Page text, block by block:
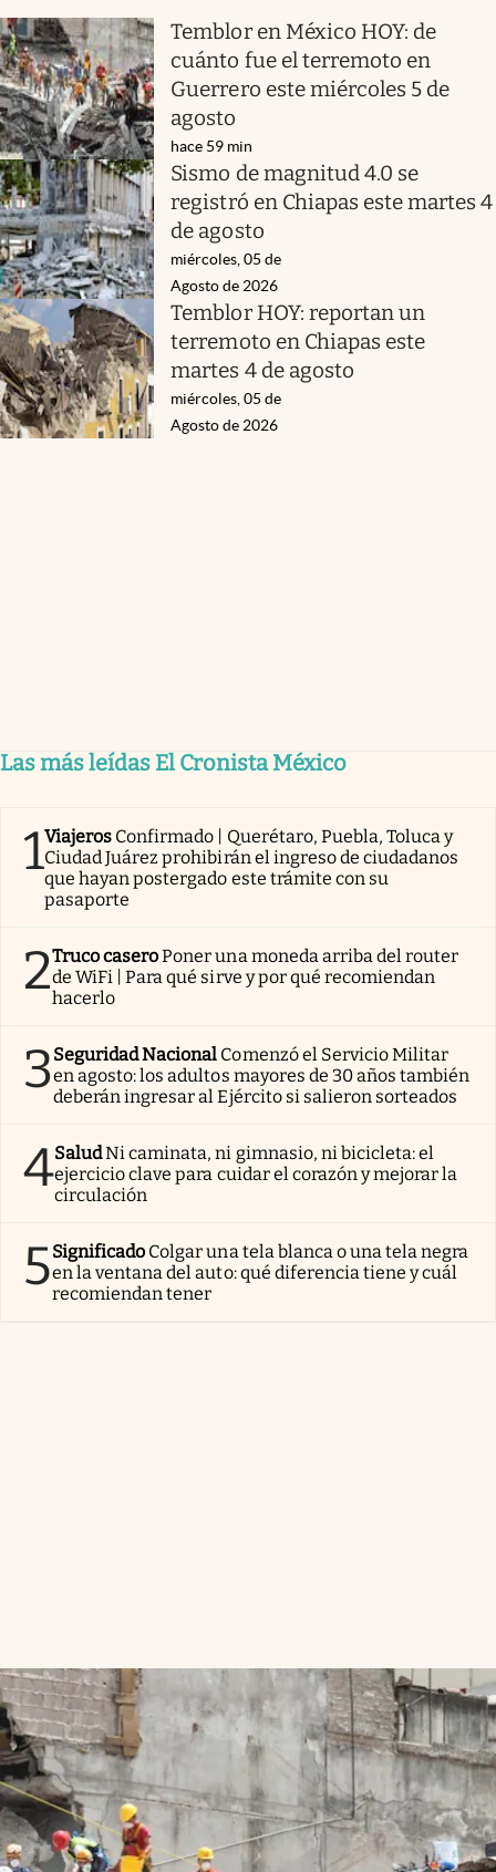
Temblor en México HOY: de
cuánto fue el terremoto en
Guerrero este miércoles 5 de
agosto
hace 59 min
Sismo de magnitud 4.0 se
registró en Chiapas este martes 4
de agosto
miércoles, 05 de
Agosto de 2026
Temblor HOY: reportan un
terremoto en Chiapas este
martes 4 de agosto
miércoles, 05 de
Agosto de 2026
Las más leídas El Cronista México
1Viajeros Confirmado | Querétaro, Puebla, Toluca y
Ciudad Juárez prohibirán el ingreso de ciudadanos
que hayan postergado este trámite con su
pasaporte
2Truco caseroPoner una moneda arriba del router
de WiFi | Para qué sirve y por qué recomiendan
hacerlo
3Seguridad Nacional Comenzó el Servicio Militar
en agosto: los adultos mayores de 30 años también
deberán ingresar al Ejército si salieron sorteados
4SaludNi caminata, ni gimnasio, ni bicicleta: el
ejercicio clave para cuidar el corazón y mejorar la
circulación
5Significado Colgar una tela blanca o una tela negra
en la ventana del auto: qué diferencia tiene y cuál
recomiendan tener